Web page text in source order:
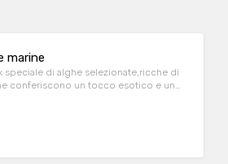
marine
speciale di alghe selezionate,ricche di
conferiscono un tocco esotico e un
ogni morso un'esperienza sensoriale.